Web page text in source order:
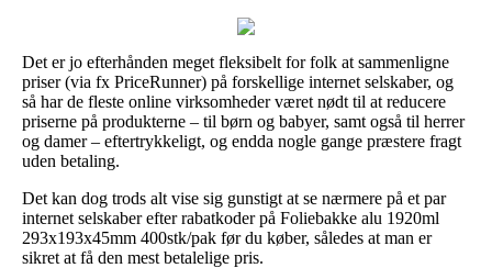
Det er jo efterhånden meget fleksibelt for folk at sammenligne
priser (via fx PriceRunner) på forskellige internet selskaber, og
så har de fleste online virksomheder været nødt til at reducere
priserne på produkterne – til børn og babyer, samt også til herrer
og damer – eftertrykkeligt, og endda nogle gange præstere fragt
uden betaling.
Det kan dog trods alt vise sig gunstigt at se nærmere på et par
internet selskaber efter rabatkoder på Foliebakke alu 1920ml
293x193x45mm 400stk/pak før du køber, således at man er
sikret at få den mest betalelige pris.